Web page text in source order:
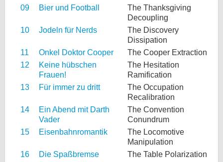
09
Bier und Football
The Thanksgiving
Decoupling
10
Jodeln für Nerds
The Discovery
Dissipation
11
Onkel Doktor Cooper
The Cooper Extraction
12
Keine hübschen
Frauen!
The Hesitation
Ramification
13
Für immer zu dritt
The Occupation
Recalibration
14
Ein Abend mit Darth
Vader
The Convention
Conundrum
15
Eisenbahnromantik
The Locomotive
Manipulation
16
Die Spaßbremse The Table Polarization